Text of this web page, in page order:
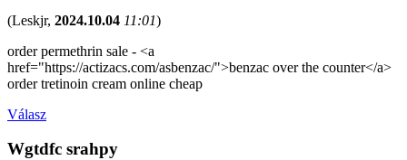
(Leskjr, 2024.10.04 11:01)
order permethrin sale - <a
href="https://actizacs.com/asbenzac/">benzac over the counter</a>
order tretinoin cream online cheap
Válasz
Wgtdfc srahpy